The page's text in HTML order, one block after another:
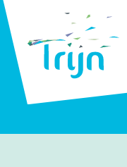
Trijn